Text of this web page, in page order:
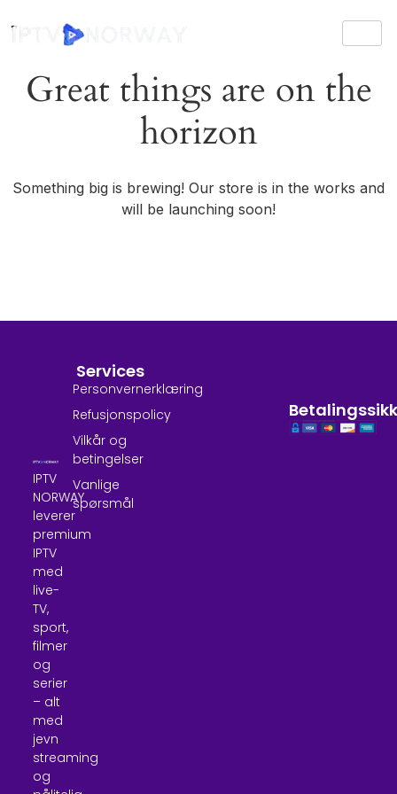
Great things are on the
horizon
Something big is brewing! Our store is in the works and
will be launching soon!
IPTV
NORWAY
leverer
premium
IPTV
med
live-
TV,
sport,
filmer
og
serier
– alt
med
jevn
streaming
og
Services
Personvernerklæring
Refusjonspolicy
Vilkår og
betingelser
Vanlige
spørsmål